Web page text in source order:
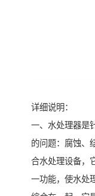
详细说明：
一、水处理器是
的问题：腐蚀、
合水处理设备，
一功能，使水处